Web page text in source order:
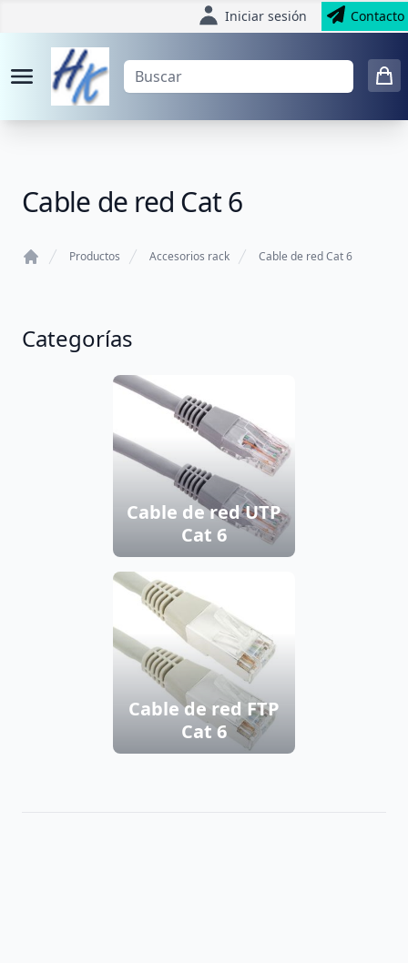
Iniciar sesión Contacto
Cable de red Cat 6
Productos Accesorios rack Cable de red Cat 6
Categorías
Cable de red UTP
Cat 6
Cable de red FTP
Cat 6